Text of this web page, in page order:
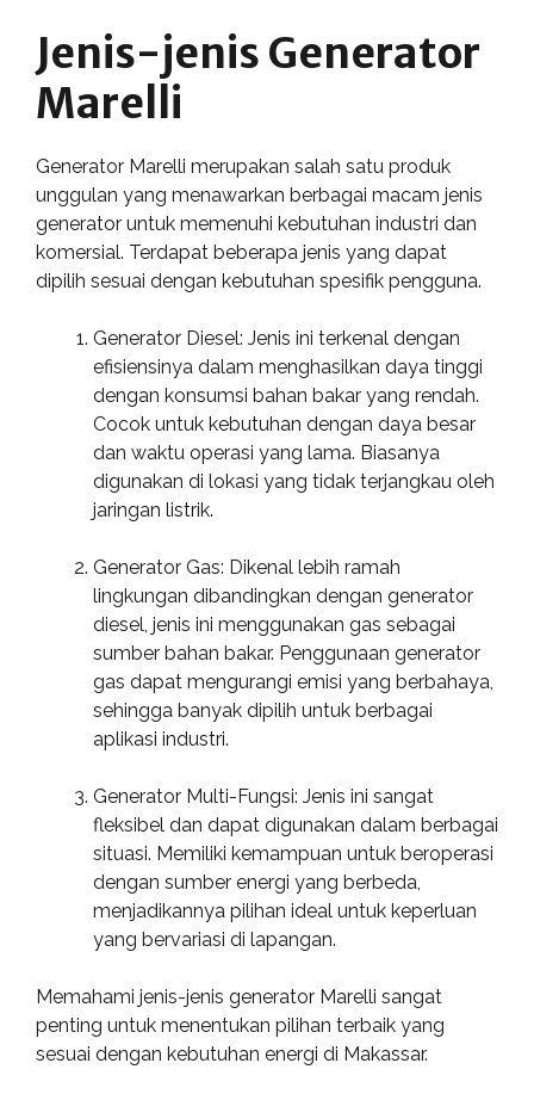
Jenis-jenis Generator
Marelli
Generator Marelli merupakan salah satu produk
unggulan yang menawarkan berbagai macam jenis
generator untuk memenuhi kebutuhan industri dan
komersial. Terdapat beberapa jenis yang dapat
dipilih sesuai dengan kebutuhan spesifik pengguna.
Generator Diesel: Jenis ini terkenal dengan
efisiensinya dalam menghasilkan daya tinggi
dengan konsumsi bahan bakar yang rendah.
Cocok untuk kebutuhan dengan daya besar
dan waktu operasi yang lama. Biasanya
digunakan di lokasi yang tidak terjangkau oleh
jaringan listrik.
Generator Gas: Dikenal lebih ramah
lingkungan dibandingkan dengan generator
diesel, jenis ini menggunakan gas sebagai
sumber bahan bakar. Penggunaan generator
gas dapat mengurangi emisi yang berbahaya,
sehingga banyak dipilih untuk berbagai
aplikasi industri.
Generator Multi-Fungsi: Jenis ini sangat
fleksibel dan dapat digunakan dalam berbagai
situasi. Memiliki kemampuan untuk beroperasi
dengan sumber energi yang berbeda,
menjadikannya pilihan ideal untuk keperluan
yang bervariasi di lapangan.
Memahami jenis-jenis generator Marelli sangat
penting untuk menentukan pilihan terbaik yang
sesuai dengan kebutuhan energi di Makassar.